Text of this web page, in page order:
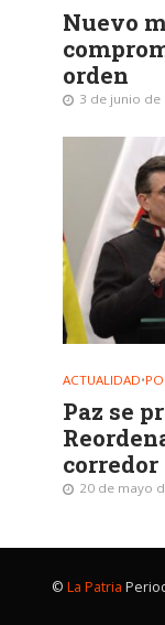
Nuevo
orden
3 de junio de
ACTUALIDAD•
Paz se
20 de mayo
© La Patria